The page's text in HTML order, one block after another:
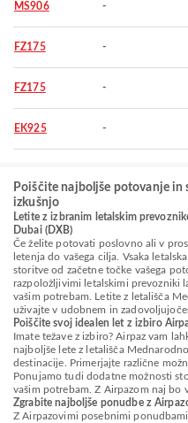
MS906 -
FZ175 -
FZ175 -
EK925 -
Poiščite najboljše potovanje
izkušnjo
Letite z izbranim letalskim
Dubai (DXB)
Če želite potovati poslovno ali v
letenja do vašega cilja. Vsaka
storitve od začetne točke vašega
razpoložljivimi letalskimi prevozniki
vašim potrebam. Letite z letališča
uživajte v udobnem in
Poiščite svoj idealen let z izbiro
Imate težave z izbiro? Airpaz vam
najboljše lete z letališča
destinacije. Primerjajte različne
Ponujamo tudi dodatne možnosti
vašim potrebam. Z Airpazom naj bo
Zgrabite najboljše ponudbe z
Z Airpazovimi posebnimi